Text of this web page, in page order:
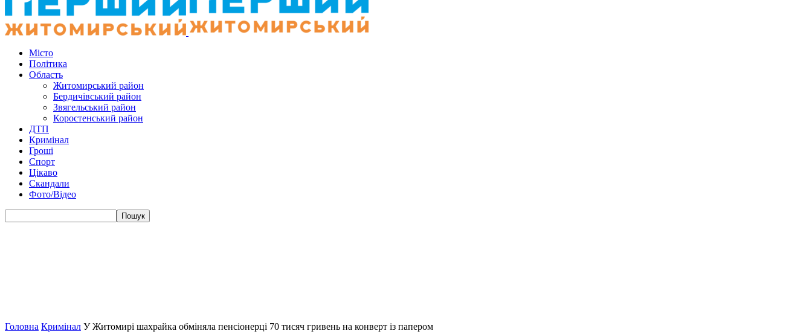
Місто
Політика
Область
Житомирський район
Бердичівський район
Звягельський район
Коростенський район
ДТП
Кримінал
Гроші
Спорт
Цікаво
Скандали
Фото/Відео
Головна Кримінал У Житомирі шахрайка обміняла пенсіонерці 70 тисяч гривень на конверт із папером